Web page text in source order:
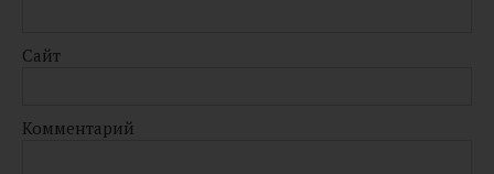
Сайт
Комментарий